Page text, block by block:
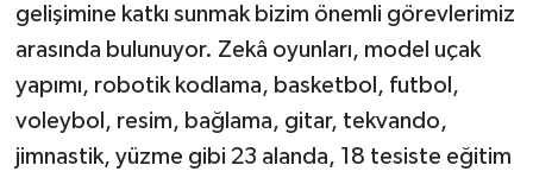
gelişimine katkı sunmak bizim önemli görevlerimiz
arasında bulunuyor. Zekâ oyunları, model uçak
yapımı, robotik kodlama, basketbol, futbol,
voleybol, resim, bağlama, gitar, tekvando,
jimnastik, yüzme gibi 23 alanda, 18 tesiste eğitim